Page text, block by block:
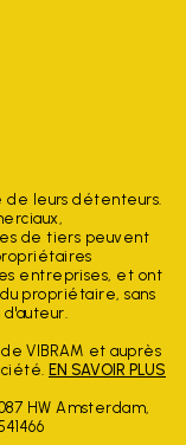
de leurs détenteurs.
de tiers peuvent
entreprises, et ont
propriétaire, sans
VIBRAM et auprès
EN SAVOIR PLUS
HW Amsterdam,